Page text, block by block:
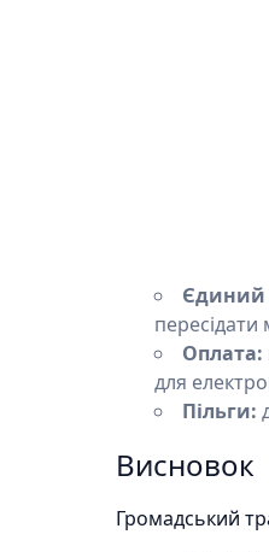
Єдиний
Оплата:
для
Пільги:
Висновок
Громадський